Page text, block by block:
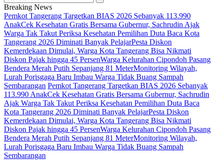
Breaking News
Pemkot Tangerang Targetkan BIAS 2026 Sebanyak 113.990
AnakCek Kesehatan Gratis Bersama Gubernur, Sachrudin Ajak
Warga Tak Takut Periksa Kesehatan Pemilihan Duta Baca Kota
Tangerang 2026 Diminati Banyak PelajarPesta Diskon
Kemerdekaan Dimulai, Warga Kota Tangerang Bisa Nikmati
Diskon Pajak hingga 45 PersenWarga Kelurahan Cipondoh Pasang
Bendera Merah Putih Sepanjang 81 MeterMonitoring Wilayah,
Lurah Porisgaga Baru Imbau Warga Tidak Buang Sampah
Sembarangan Pemkot Tangerang Targetkan BIAS 2026 Sebanyak
113.990 AnakCek Kesehatan Gratis Bersama Gubernur, Sachrudin
Ajak Warga Tak Takut Periksa Kesehatan Pemilihan Duta Baca
Kota Tangerang 2026 Diminati Banyak PelajarPesta Diskon
Kemerdekaan Dimulai, Warga Kota Tangerang Bisa Nikmati
Diskon Pajak hingga 45 PersenWarga Kelurahan Cipondoh Pasang
Bendera Merah Putih Sepanjang 81 MeterMonitoring Wilayah,
Lurah Porisgaga Baru Imbau Warga Tidak Buang Sampah
Sembarangan